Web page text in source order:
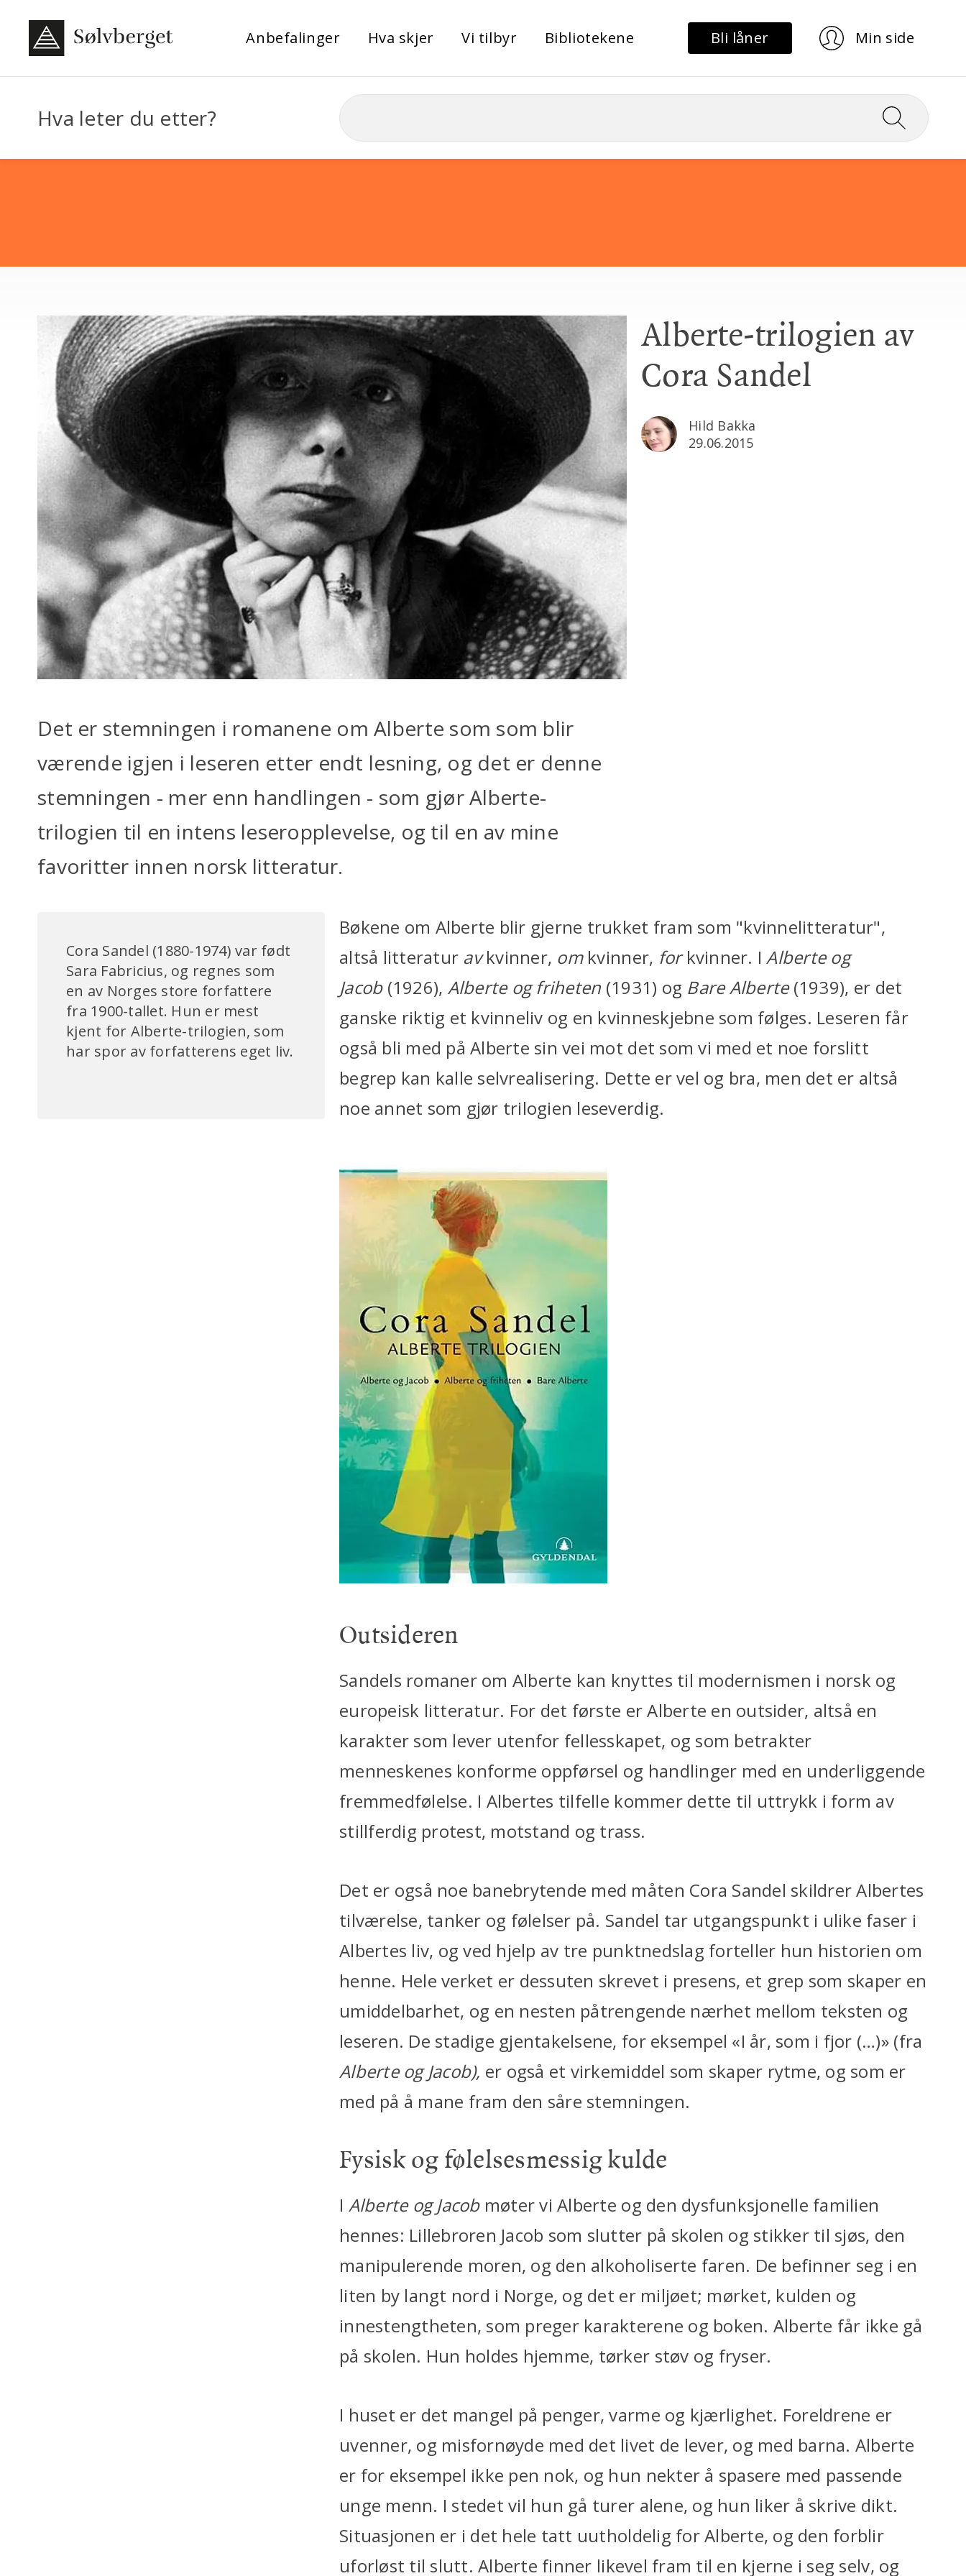
Anbefalinger Hva skjer Vi tilbyr Bibliotekene Bli låner Min side
Hva leter du etter?
Alberte-trilogien av
Cora Sandel
Hild Bakka
29.06.2015
Det er stemningen i romanene om Alberte som som blir
værende igjen i leseren etter endt lesning, og det er denne
stemningen - mer enn handlingen - som gjør Alberte-
trilogien til en intens leseropplevelse, og til en av mine
favoritter innen norsk litteratur.
Bøkene om Alberte blir gjerne trukket fram som "kvinnelitteratur",
altså litteratur avkvinner, omkvinner, forkvinner. IAlberte og
Jacob(1926), Alberte og friheten (1931) og Bare Alberte(1939), er det
ganske riktig et kvinneliv og en kvinneskjebne som følges. Leseren får
også bli med på Alberte sin vei mot det som vi med et noe forslitt
begrep kan kalle selvrealisering. Dette er vel og bra, men det er altså
noe annet som gjør trilogien leseverdig.
Outsideren
Sandels romaner om Alberte kan knyttes til modernismen i norsk og
europeisk litteratur. For det første er Alberte en outsider, altså en
karakter som lever utenfor fellesskapet, og som betrakter
menneskenes konforme oppførsel og handlinger med en underliggende
fremmedfølelse. I Albertes tilfelle kommer dette til uttrykk i form av
stillferdig protest, motstand og trass.
Det er også noe banebrytende med måten Cora Sandel skildrer Albertes
tilværelse, tanker og følelser på. Sandel tar utgangspunkt i ulike faser i
Albertes liv, og ved hjelp av tre punktnedslag forteller hun historien om
henne. Hele verket er dessuten skrevet i presens, et grep som skaper en
umiddelbarhet, og en nesten påtrengende nærhet mellom teksten og
leseren. De stadige gjentakelsene, for eksempel «I år, som i fjor (…)» (fra
Alberte og Jacob), er også et virkemiddel som skaper rytme, og som er
med på å mane fram den såre stemningen.
Fysisk og følelsesmessig kulde
I Alberte og Jacobmøter vi Alberte og den dysfunksjonelle familien
hennes: Lillebroren Jacob som slutter på skolen og stikker til sjøs, den
manipulerende moren, og den alkoholiserte faren. De befinner seg i en
liten by langt nord i Norge, og det er miljøet; mørket, kulden og
innestengtheten, som preger karakterene og boken. Alberte får ikke gå
på skolen. Hun holdes hjemme, tørker støv og fryser.
I huset er det mangel på penger, varme og kjærlighet. Foreldrene er
uvenner, og misfornøyde med det livet de lever, og med barna. Alberte
er for eksempel ikke pen nok, og hun nekter å spasere med passende
unge menn. I stedet vil hun gå turer alene, og hun liker å skrive dikt.
Situasjonen er i det hele tatt uutholdelig for Alberte, og den forblir
uforløst til slutt. Alberte finner likevel fram til en kjerne i seg selv, og
Cora Sandel (1880-1974) var født
Sara Fabricius, og regnes som
en av Norges store forfattere
fra 1900-tallet. Hun er mest
kjent for Alberte-trilogien, som
har spor av forfatterens eget liv.